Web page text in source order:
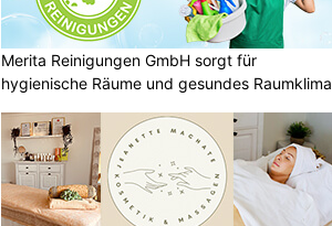
Merita Reinigungen GmbH sorgt für
hygienische Räume und gesundes Raumklima